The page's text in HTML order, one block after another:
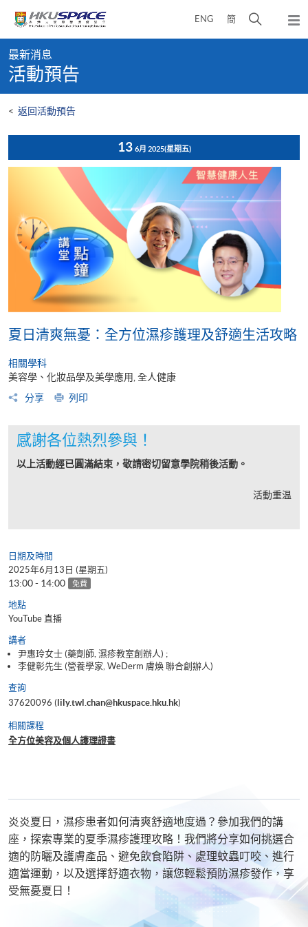
content
ENG 簡
開
彈
出
content
start
最新消息
活動預告
< 返回活動預告
13 6月 2025(星期五)
夏日清爽無憂：全方位濕疹護理及舒適生活攻略
相關學科
美容學、化妝品學及美學應用, 全人健康
分享
列印
感謝各位熱烈參與！
以上活動經已圓滿結束，敬請密切留意學院稍後活動。
活動重温
日期及時間
2025年6月13日 (星期五)
13:00 - 14:00 免費
地點
YouTube 直播
講者
尹惠玲女士 (藥劑師, 濕疹教室創辦人) ;
李健彰先生 (營養學家, WeDerm 膚煥 聯合創辦人)
查詢
37620096 (lily.twl.chan@hkuspace.hku.hk)
相關課程
全方位美容及個人護理證書
炎炎夏日，濕疹患者如何清爽舒適地度過？參加我們的講
座，探索專業的夏季濕疹護理攻略！我們將分享如何挑選合
適的防曬及護膚產品、避免飲食陷阱、處理蚊蟲叮咬、進行
適當運動，以及選擇舒適衣物，讓您輕鬆預防濕疹發作，享
受無憂夏日！